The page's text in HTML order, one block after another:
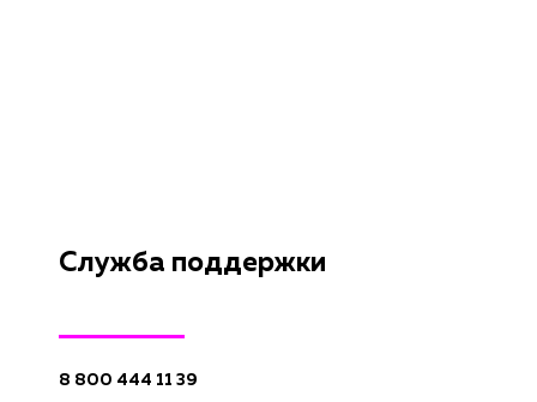
Служба поддержки
8 800 444 11 39